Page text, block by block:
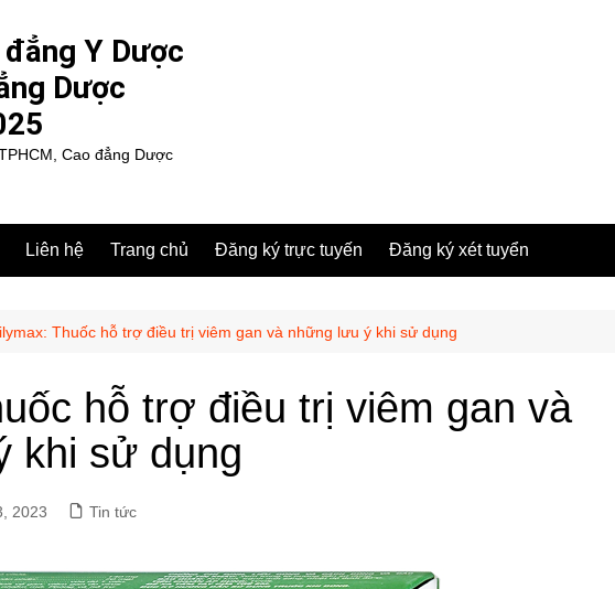
Y Dược
Dược
Cao đẳng Dược
Liên hệ Trang chủ Đăng ký trực tuyến Đăng ký xét tuyển
Thuốc hỗ trợ điều trị viêm gan và những lưu ý khi sử dụng
hỗ trợ điều trị viêm gan và
khi sử dụng
2023 Tin tức